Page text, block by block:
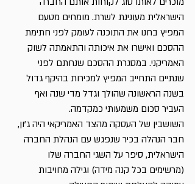
הישראלית מעונינת לשרת. מומחים מטעם
המפיץ בחנו את התוכנה לעומק לפני חתימת
ההסכם ואישרו את איכותה והתאמתה לשוק
האמריקני. במסגרת ההסכם שנחתם לפני
שנתיים התחייב המפיץ למכירות בהיקף גדול
בשנה הראשונה שהולך וגדל מדי שנה ואף
העביר סכום משמעותי כמקדמה.
השושבין של העסקה מהצד האמריקאי היה ג’ון,
חבר הנהלה בכיר שנפגש עם הנהלת החברה
הישראלית, סיפר על השגי החברה שלו
(מרשימים בכל קנה מידה) וגילה מחויבות